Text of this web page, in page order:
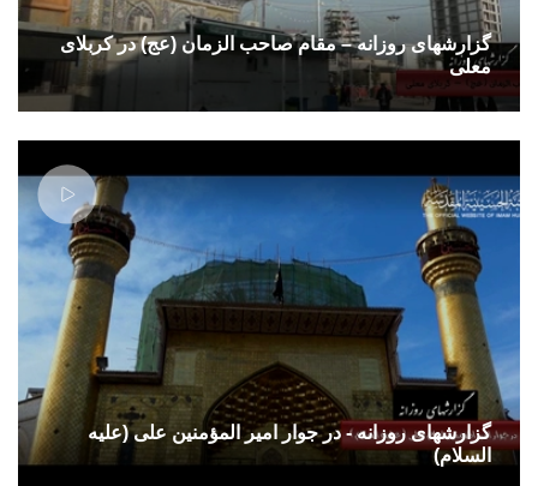
گزارشهای روزانه – مقام صاحب الزمان (عج) در کربلای
معلی
گزارشهای روزانه - در جوار امیر المؤمنین علی (علیه
السلام)